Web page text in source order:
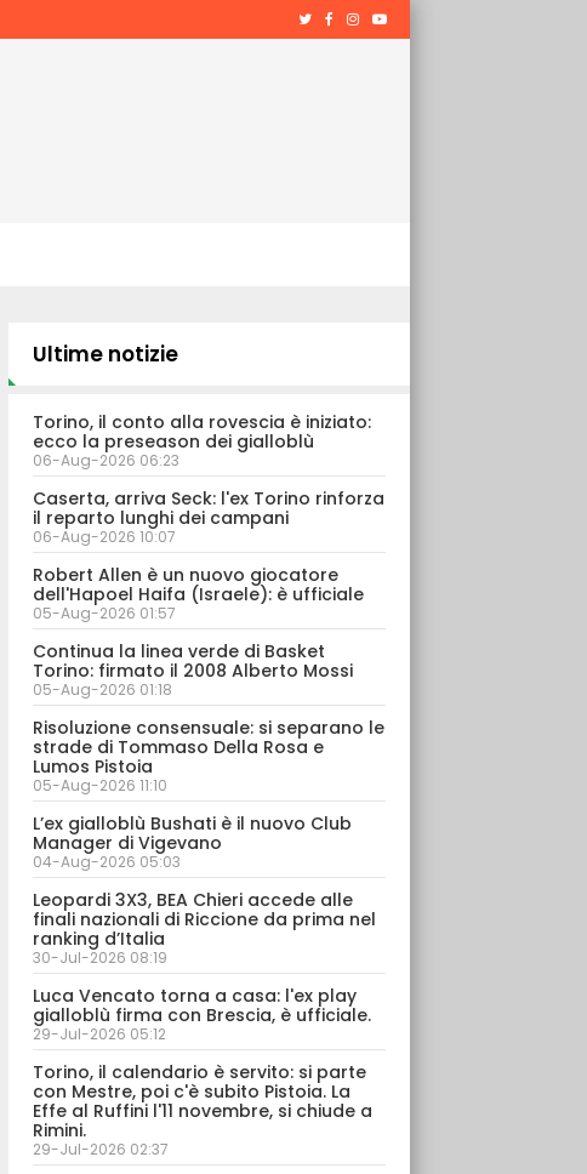
Ultime notizie
Torino, il conto alla rovescia è iniziato:
ecco la preseason dei gialloblù
06-Aug-2026 06:23
Caserta, arriva Seck: l'ex Torino rinforza
il reparto lunghi dei campani
06-Aug-2026 10:07
Robert Allen è un nuovo giocatore
dell'Hapoel Haifa (Israele): è ufficiale
05-Aug-2026 01:57
Continua la linea verde di Basket
Torino: firmato il 2008 Alberto Mossi
05-Aug-2026 01:18
Risoluzione consensuale: si separano le
strade di Tommaso Della Rosa e
Lumos Pistoia
05-Aug-2026 11:10
L’ex gialloblù Bushati è il nuovo Club
Manager di Vigevano
04-Aug-2026 05:03
Leopardi 3X3, BEA Chieri accede alle
finali nazionali di Riccione da prima nel
ranking d’Italia
30-Jul-2026 08:19
Luca Vencato torna a casa: l'ex play
gialloblù firma con Brescia, è ufficiale.
29-Jul-2026 05:12
Torino, il calendario è servito: si parte
con Mestre, poi c'è subito Pistoia. La
Effe al Ruffini l'11 novembre, si chiude a
Rimini.
29-Jul-2026 02:37